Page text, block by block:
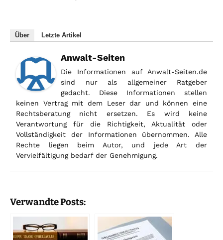
Über Letzte Artikel
Anwalt-Seiten
Die Informationen auf Anwalt-Seiten.de
sind nur als allgemeiner Ratgeber
gedacht. Diese Informationen stellen
keinen Vertrag mit dem Leser dar und können eine
Rechtsberatung nicht ersetzen. Es wird keine
Verantwortung für die Richtigkeit, Aktualität oder
Vollständigkeit der Informationen übernommen. Alle
Rechte liegen beim Autor, und jede Art der
Vervielfältigung bedarf der Genehmigung.
Verwandte Posts: